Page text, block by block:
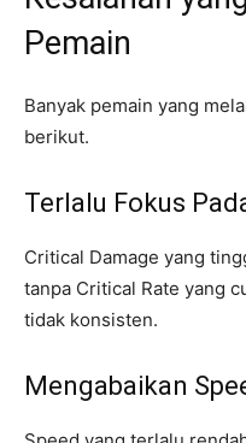
Pemain
Banyak pemain yang
berikut.
Terlalu Fokus
Critical Damage yang
tanpa Critical Rate yang
tidak konsisten.
Mengabaikan